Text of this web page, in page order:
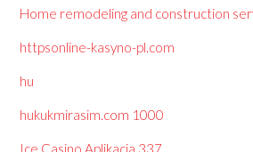
Home remodeling and construction
httpsonline-kasyno-pl.com
hu
hukukmirasim.com 1000
Ice Casino Aplikacja 337